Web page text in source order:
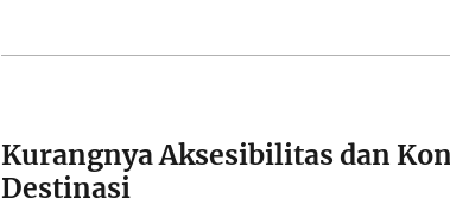
Kurangnya Aksesibilitas dan
Destinasi